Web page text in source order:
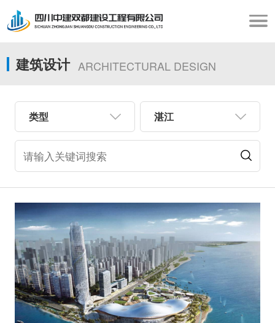
建筑设计 ARCHITECTURAL DESIGN
类型 湛江